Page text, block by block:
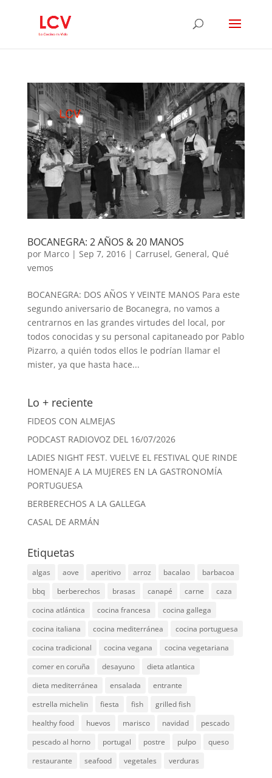
BOCANEGRA: 2 AÑOS & 20 MANOS
por Marco| Sep 7, 2016| Carrusel, General, Qué
vemos
BOCANEGRA: DOS AÑOS Y VEINTE MANOS Para este
segundo aniversario de Bocanegra, no vamos a
centrarnos en las grandes virtudes del local, por
todos conocidas y su personal capitaneado por Pablo
Pizarro, a quién todos ellos le podrían llamar el
mister, ya que hasta hace...
Lo + reciente
FIDEOS CON ALMEJAS
PODCAST RADIOVOZ DEL 16/07/2026
LADIES NIGHT FEST. VUELVE EL FESTIVAL QUE RINDE
HOMENAJE A LA MUJERES EN LA GASTRONOMÍA
PORTUGUESA
BERBERECHOS A LA GALLEGA
CASAL DE ARMÁN
Etiquetas
algas aove aperitivo arroz bacalao
barbacoa
bbq
berberechos brasas canapé carne
caza
cocina atlántica
cocina francesa
cocina gallega
cocina italiana
cocina mediterránea
cocina portuguesa
cocina tradicional
cocina vegana
cocina vegetariana
comer en coruña
desayuno
dieta atlantica
dieta mediterránea
ensalada
entrante
estrella michelin
fiesta fish
grilled fish
healthy food
huevos marisco navidad
pescado
pescado al horno
portugal postre pulpo
queso
restaurante
seafood vegetales verduras